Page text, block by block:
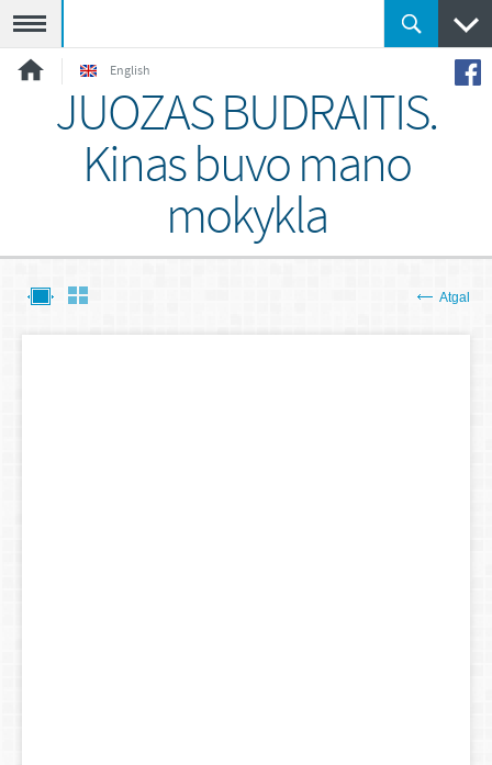
English
JUOZAS BUDRAITIS.
Kinas buvo mano
mokykla
Atgal